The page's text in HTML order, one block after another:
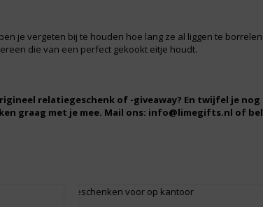
je vergeten bij te houden hoe lang ze al liggen te
die van een perfect gekookt eitje houdt.
relatiegeschenk of -giveaway? En twijfel je
graag met je mee. Mail ons: info@limegifts.nl of bel